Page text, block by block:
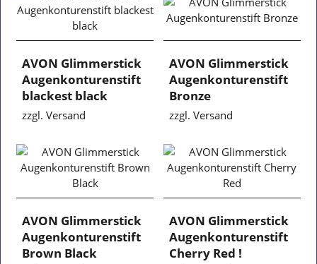
AVON Glimmerstick
Augenkonturenstift
blackest black
zzgl. Versand
AVON Glimmerstick
Augenkonturenstift
Bronze
zzgl. Versand
AVON Glimmerstick
Augenkonturenstift
Brown Black
AVON Glimmerstick
Augenkonturenstift
Cherry Red !